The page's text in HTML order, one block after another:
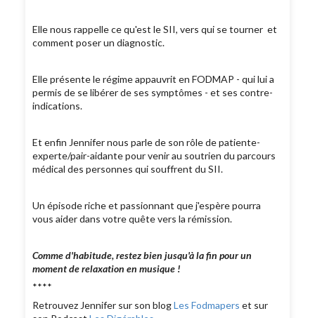
Elle nous rappelle ce qu'est le SII, vers qui se tourner et
comment poser un diagnostic.
Elle présente le régime appauvrit en FODMAP - qui lui a
permis de se libérer de ses symptômes - et ses contre-
indications.
Et enfin Jennifer nous parle de son rôle de patiente-
experte/pair-aidante pour venir au soutrien du parcours
médical des personnes qui souffrent du SII.
Un épisode riche et passionnant que j'espère pourra
vous aider dans votre quête vers la rémission.
Comme d'habitude, restez bien jusqu'à la fin pour un
moment de relaxation en musique !
****
Retrouvez Jennifer sur son blogLes Fodmapers et sur